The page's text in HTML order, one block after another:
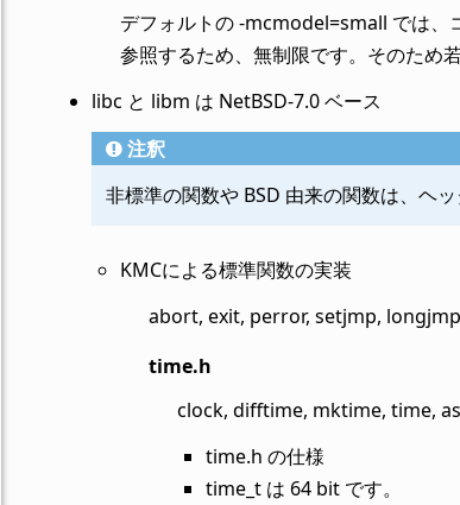
デフォルトの -mcmodel=small では、
参照するため、無制限です。そのため
libc と libm は NetBSD-7.0 ベース
注釈
非標準の関数や BSD 由来の関数は、ヘ
KMCによる標準関数の実装
abort, exit, perror, setjmp,
time.h
clock, difftime, mktime, time,
time.h の仕様
time_t は 64 bit です。